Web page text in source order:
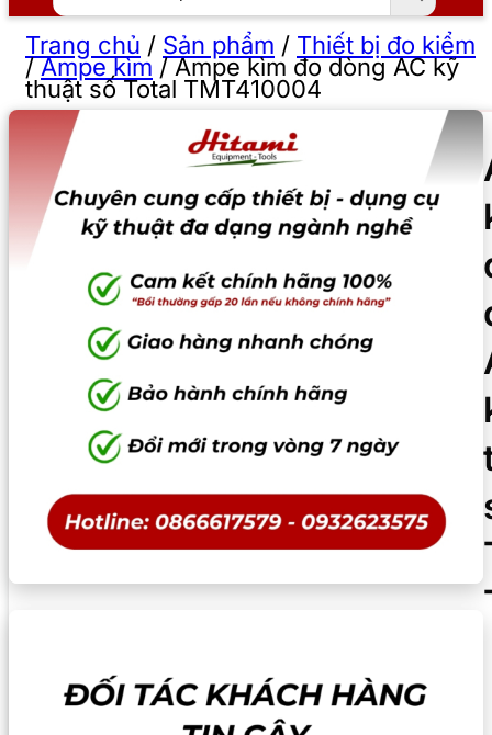
Trang chủ / Sản phẩm / Thiết bị đo kiểm
/Ampe kìm /Ampe kìm đo dòng AC kỹ
thuật số Total TMT410004